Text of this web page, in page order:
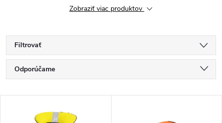
Zobraziť viac produktov
Filtrovať
R
a
Odporúčame